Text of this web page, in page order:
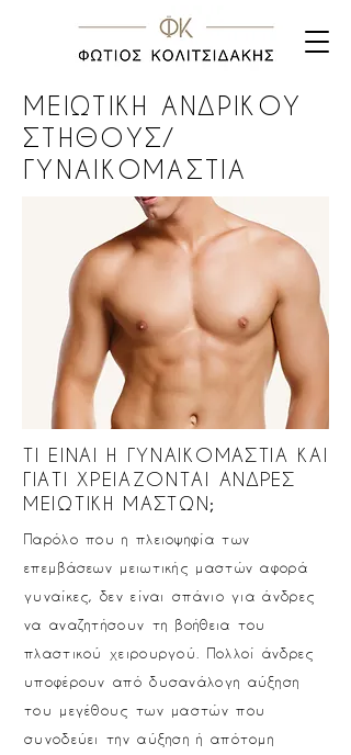
ΜΕΙΩΤΙΚΗ ΑΝΔΡΙΚΟΥ
ΣΤΗΘΟΥΣ/
ΓΥΝΑΙΚΟΜΑΣΤΙΑ
ΤΙ ΕΙΝΑΙ Η ΓΥΝΑΙΚΟΜΑΣΤΙΑ ΚΑΙ
ΓΙΑΤΙ ΧΡΕΙΑΖΟΝΤΑΙ ΑΝΔΡΕΣ
ΜΕΙΩΤΙΚΗ ΜΑΣΤΩΝ;
Παρόλο που η πλειοψηφία των
επεμβάσεων μειωτικής μαστών αφορά
γυναίκες, δεν είναι σπάνιο για άνδρες
να αναζητήσουν τη βοήθεια του
πλαστικού χειρουργού. Πολλοί άνδρες
υποφέρουν από δυσανάλογη αύξηση
του μεγέθους των μαστών που
συνοδεύει την αύξηση ή απότομη